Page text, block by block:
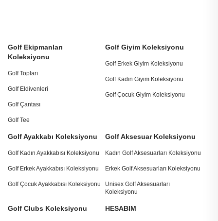
Golf Ekipmanları
Koleksiyonu
Golf Topları
Golf Eldivenleri
Golf Çantası
Golf Tee
Golf Giyim Koleksiyonu
Golf Erkek Giyim Koleksiyonu
Golf Kadın Giyim Koleksiyonu
Golf Çocuk Giyim Koleksiyonu
Golf Ayakkabı Koleksiyonu
Golf Kadın Ayakkabısı Koleksiyonu
Golf Erkek Ayakkabısı Koleksiyonu
Golf Çocuk Ayakkabısı Koleksiyonu
Golf Aksesuar Koleksiyonu
Kadın Golf Aksesuarları Koleksiyonu
Erkek Golf Aksesuarları Koleksiyonu
Unisex Golf Aksesuarları
Koleksiyonu
Golf Clubs Koleksiyonu HESABIM